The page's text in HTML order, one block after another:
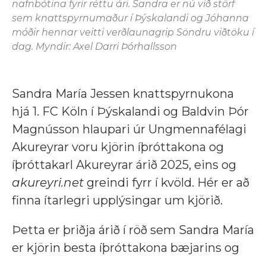
nafnbótina fyrir réttu ári. Sandra er nú við störf
sem knattspyrnumaður í Þýskalandi og Jóhanna
móðir hennar veitti verðlaunagrip Söndru viðtöku í
dag. Myndir: Axel Darri Þórhallsson
Sandra María Jessen knattspyrnukona
hjá 1. FC Köln í Þýskalandi og Baldvin Þór
Magnússon hlaupari úr Ungmennafélagi
Akureyrar voru kjörin íþróttakona og
íþróttakarl Akureyrar árið 2025, eins og
akureyri.net greindi fyrr í kvöld. Hér er að
finna ítarlegri upplýsingar um kjörið.
Þetta er þriðja árið í röð sem Sandra María
er kjörin besta íþróttakona bæjarins og